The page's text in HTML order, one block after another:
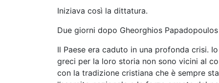
Iniziava così la dittatura.
Due giorni dopo Gheorghios
Il Paese era caduto in una profonda crisi.
greci per la loro storia non sono vicini al
con la tradizione cristiana che è sempre